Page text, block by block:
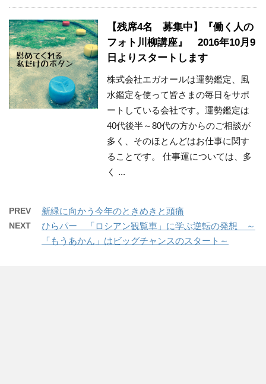
【残席4名 募集中】『働く人の
フォト川柳講座』 2016年10月9
日よりスタートします
株式会社エガオールは運勢鑑定、風
水鑑定を使って皆さまの毎日をサポ
ートしている会社です。運勢鑑定は
40代後半～80代の方からのご相談が
多く、そのほとんどはお仕事に関す
ることです。 仕事運については、多
く ...
PREV 新緑に向かう今年のときめきと頭痛
NEXT
ひらパー 「ロシアン観覧車」に学ぶ逆転の発想 ～
「もうあかん」はビッグチャンスのスタート～